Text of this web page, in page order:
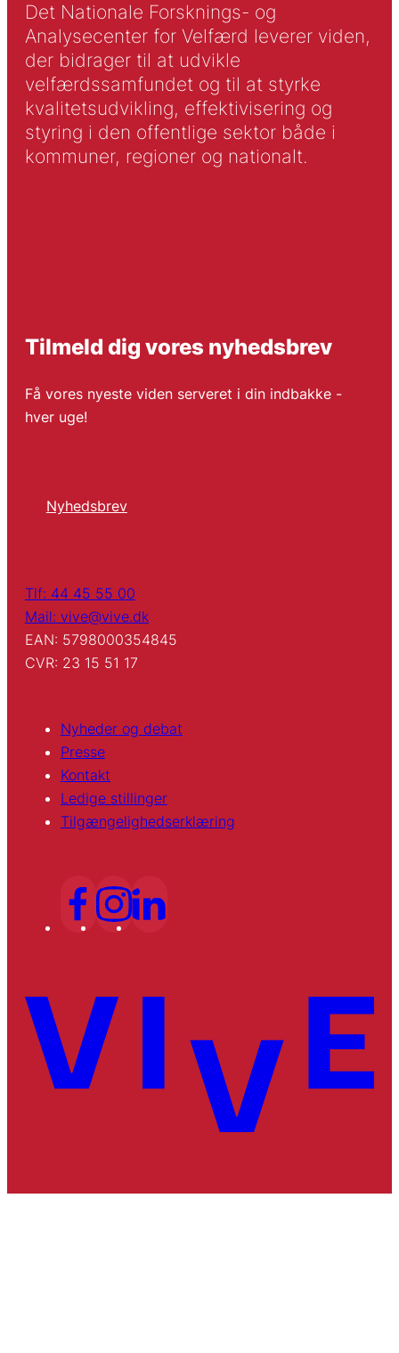
Det Nationale Forsknings- og
Analysecenter for Velfærd leverer viden,
der bidrager til at udvikle
velfærdssamfundet og til at styrke
kvalitetsudvikling, effektivisering og
styring i den offentlige sektor både i
kommuner, regioner og nationalt.
Tilmeld dig vores nyhedsbrev
Få vores nyeste viden serveret i din indbakke -
hver uge!
Nyhedsbrev
Tlf: 44 45 55 00
Mail: vive@vive.dk
EAN: 5798000354845
CVR: 23 15 51 17
Nyheder og debat
Presse
Kontakt
Ledige stillinger
Tilgængelighedserklæring